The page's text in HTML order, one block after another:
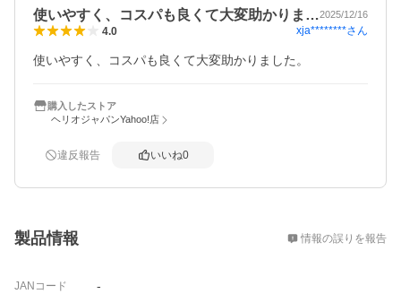
使いやすく、コスパも良くて大変助かりま…2025/12/16
4.0 xja********さん
使いやすく、コスパも良くて大変助かりました。
購入したストア
ヘリオジャパンYahoo!店
違反報告 いいね0
製品情報 情報の誤りを報告
JANコード -